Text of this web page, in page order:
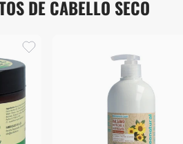
DE CABELLO SECO